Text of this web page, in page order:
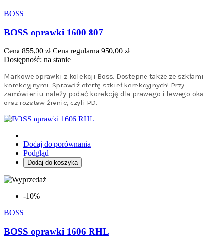
BOSS
BOSS oprawki 1600 807
Cena 855,00 zł Cena regularna 950,00 zł
Dostępność: na stanie
Markowe oprawki z kolekcji Boss. Dostępne także ze szkłami
korekcyjnymi. Sprawdź ofertę szkieł korekcyjnych! Przy
zamówieniu należy podać korekcję dla prawego i lewego oka
oraz rozstaw źrenic, czyli PD.
Dodaj do porównania
Podgląd
Dodaj do koszyka
-10%
BOSS
BOSS oprawki 1606 RHL